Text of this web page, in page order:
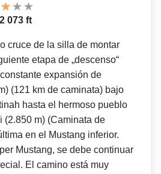
073 ft
cruce de la silla de montar
etapa de „descenso“
expansión de
(121 km de caminata) bajo
hasta el hermoso pueblo
(2.850 m) (Caminata de
en el Mustang inferior.
Mustang, se debe continuar
El camino está muy